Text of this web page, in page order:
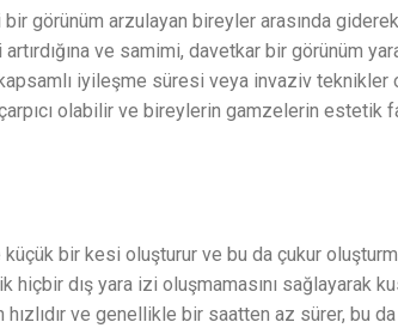
görünüm arzulayan bireyler arasında
ve samimi, davetkar bir görünüm
iyileşme süresi veya invaziv
olabilir ve bireylerin gamzelerin estetik
küçük bir kesi oluşturur ve bu da çukur
hiçbir dış yara izi oluşmamasını sağlayarak
ve genellikle bir saatten az sürer, bu